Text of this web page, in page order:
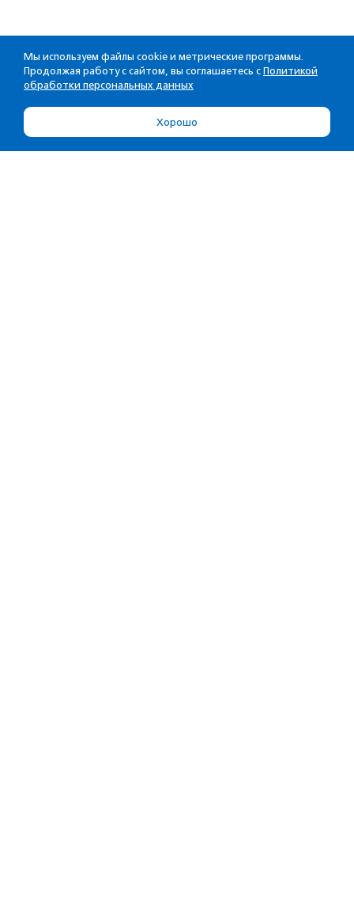
Мы используем файлы cookie и метрические программы.
Продолжая работу с сайтом, вы соглашаетесь с Политикой
обработки персональных данных
Хорошо